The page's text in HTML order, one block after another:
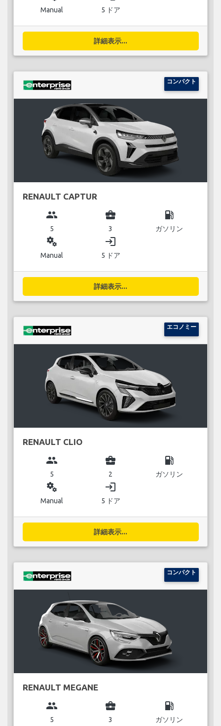
Manual 5 ドア
詳細表示...
コンパクト
RENAULT CAPTUR
group
5
business_center
3
local_gas_station
ガソリン
miscellaneous_services
Manual
login
5 ドア
詳細表示...
エコノミー
RENAULT CLIO
group
5
business_center
2
local_gas_station
ガソリン
miscellaneous_services
Manual
login
5 ドア
詳細表示...
コンパクト
RENAULT MEGANE
group
5
business_center
3
local_gas_station
ガソリン